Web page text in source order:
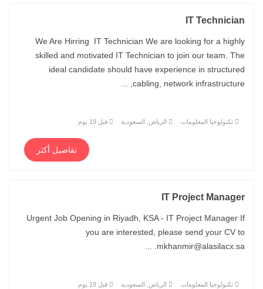
IT Technician
We Are Hirring IT Technician We are looking for a highly
skilled and motivated IT Technician to join our team. The
ideal candidate should have experience in structured
cabling, network infrastructure, ...
تكنولوجيا المعلومات الرياض, السعودية قبل 19 يوم
تفاصيل أكثر
IT Project Manager
Urgent Job Opening in Riyadh, KSA - IT Project Manager If
you are interested, please send your CV to
mkhanmir@alasilacx.sa. ...
تكنولوجيا المعلومات الرياض, السعودية قبل 19 يوم